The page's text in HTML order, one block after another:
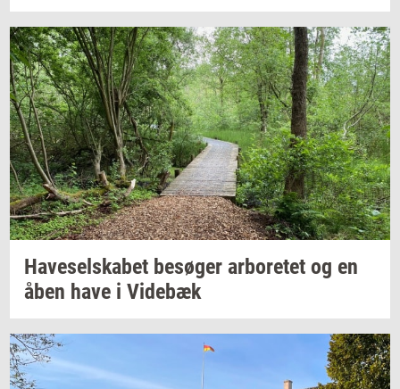
Ha­ve­sel­ska­bet be­sø­ger ar­bo­re­tet og en
åben have i Vi­de­bæk